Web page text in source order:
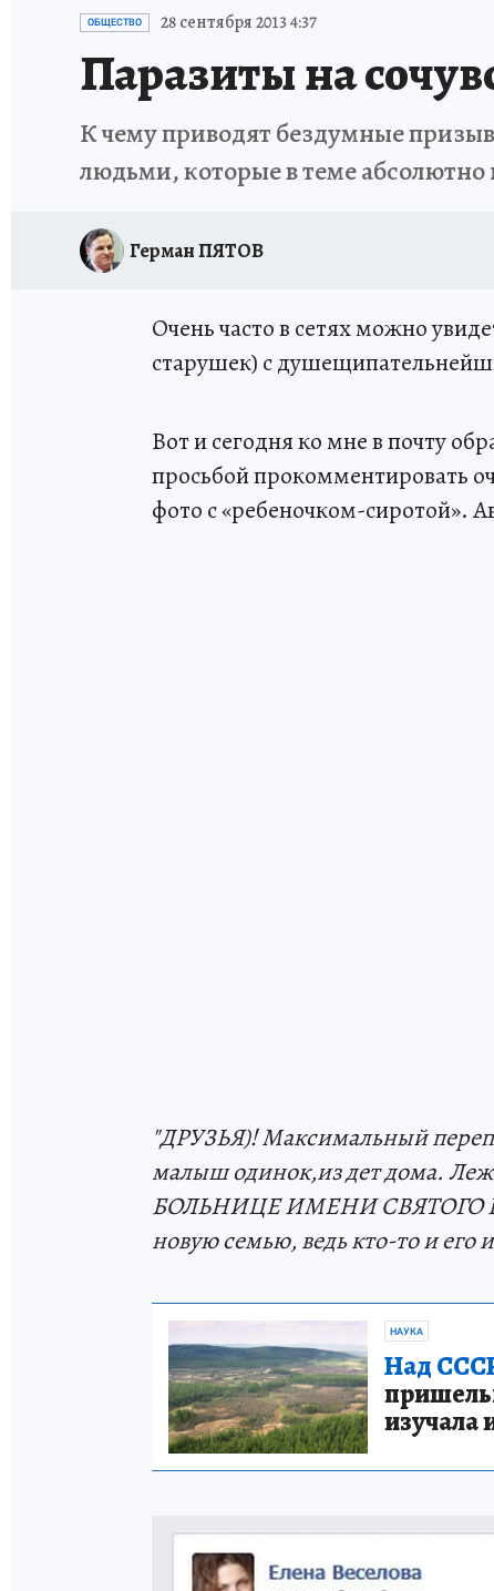
ИСПЫТАНО НА СЕБЕ
ОБЩЕСТВО 28 сентября 2013 4:37
Паразиты на
К чему приводят бездумные
людьми, которые в теме
Герман ПЯТОВ
Очень часто в сетях можно
старушек) с
Вот и сегодня ко мне в почту
просьбой прокомментировать
фото с «ребеночком-сиротой».
"ДРУЗЬЯ)! Максимальный
малыш одинок,из дет дома.
БОЛЬНИЦЕ ИМЕНИ СВЯТОГО
новую семью, ведь кто-то и его
НАУКА
Над
изучала